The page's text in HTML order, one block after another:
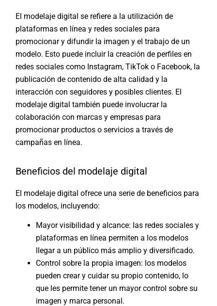
El modelaje digital se refiere a la utilización de
plataformas en línea y redes sociales para
promocionar y difundir la imagen y el trabajo de un
modelo. Esto puede incluir la creación de perfiles en
redes sociales como Instagram, TikTok o Facebook, la
publicación de contenido de alta calidad y la
interacción con seguidores y posibles clientes. El
modelaje digital también puede involucrar la
colaboración con marcas y empresas para
promocionar productos o servicios a través de
campañas en línea.
Beneficios del modelaje digital
El modelaje digital ofrece una serie de beneficios para
los modelos, incluyendo:
Mayor visibilidad y alcance: las redes sociales y
plataformas en línea permiten a los modelos
llegar a un público más amplio y diversificado.
Control sobre la propia imagen: los modelos
pueden crear y cuidar su propio contenido, lo
que les permite tener un mayor control sobre su
imagen y marca personal.